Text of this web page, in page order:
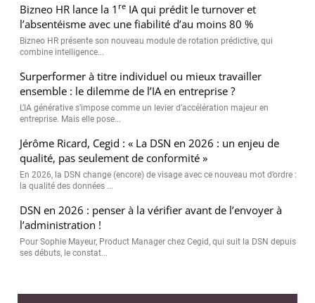
Bizneo HR lance la 1 re IA qui prédit le turnover et
l’absentéisme avec une fiabilité d’au moins 80 %
Bizneo HR présente son nouveau module de rotation prédictive, qui
combine intelligence...
Surperformer à titre individuel ou mieux travailler
ensemble : le dilemme de l’IA en entreprise ?
L’IA générative s’impose comme un levier d’accélération majeur en
entreprise. Mais elle pose...
Jérôme Ricard, Cegid : « La DSN en 2026 : un enjeu de
qualité, pas seulement de conformité »
En 2026, la DSN change (encore) de visage avec ce nouveau mot d’ordre :
la qualité des données ...
DSN en 2026 : penser à la vérifier avant de l’envoyer à
l’administration !
Pour Sophie Mayeur, Product Manager chez Cegid, qui suit la DSN depuis
ses débuts, le constat...